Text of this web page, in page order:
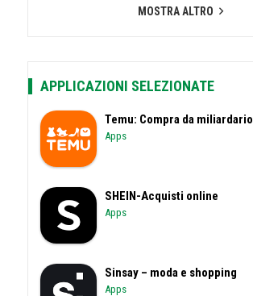
MOSTRA ALTRO
APPLICAZIONI SELEZIONATE
Temu: Compra da miliardario
Apps
SHEIN-Acquisti online
Apps
Sinsay – moda e shopping
Apps